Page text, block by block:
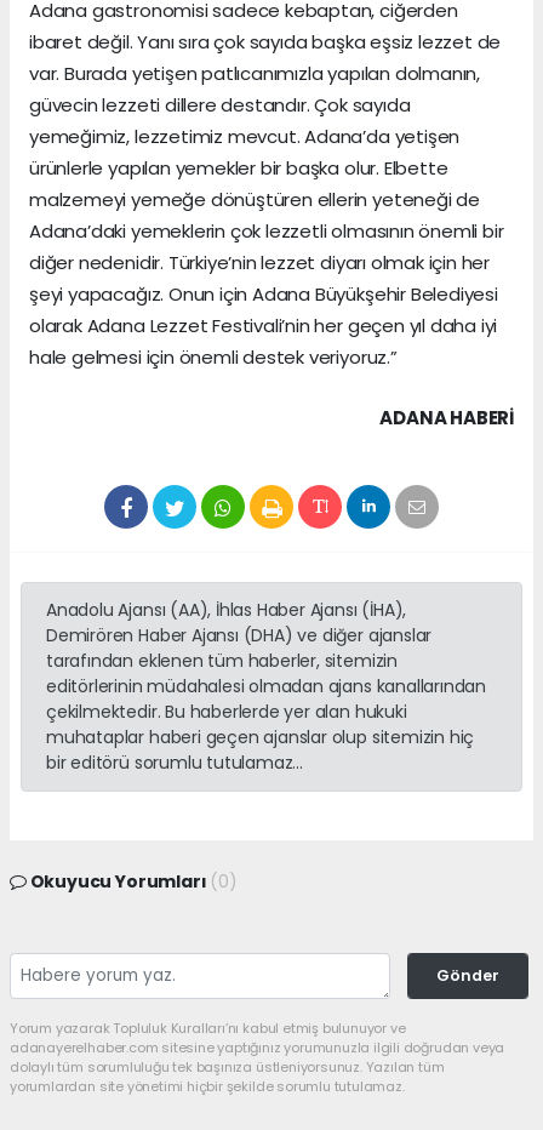
Adana gastronomisi sadece kebaptan, ciğerden
ibaret değil. Yanı sıra çok sayıda başka eşsiz lezzet de
var. Burada yetişen patlıcanımızla yapılan dolmanın,
güvecin lezzeti dillere destandır. Çok sayıda
yemeğimiz, lezzetimiz mevcut. Adana’da yetişen
ürünlerle yapılan yemekler bir başka olur. Elbette
malzemeyi yemeğe dönüştüren ellerin yeteneği de
Adana’daki yemeklerin çok lezzetli olmasının önemli bir
diğer nedenidir. Türkiye’nin lezzet diyarı olmak için her
şeyi yapacağız. Onun için Adana Büyükşehir Belediyesi
olarak Adana Lezzet Festivali’nin her geçen yıl daha iyi
hale gelmesi için önemli destek veriyoruz.”
ADANA HABERİ
Anadolu Ajansı (AA), İhlas Haber Ajansı (İHA),
Demirören Haber Ajansı (DHA) ve diğer ajanslar
tarafından eklenen tüm haberler, sitemizin
editörlerinin müdahalesi olmadan ajans kanallarından
çekilmektedir. Bu haberlerde yer alan hukuki
muhataplar haberi geçen ajanslar olup sitemizin hiç
bir editörü sorumlu tutulamaz...
Okuyucu Yorumları (0)
Gönder
Yorum yazarak Topluluk Kuralları’nı kabul etmiş bulunuyor ve
adanayerelhaber.com sitesine yaptığınız yorumunuzla ilgili doğrudan veya
dolaylı tüm sorumluluğu tek başınıza üstleniyorsunuz. Yazılan tüm
yorumlardan site yönetimi hiçbir şekilde sorumlu tutulamaz.